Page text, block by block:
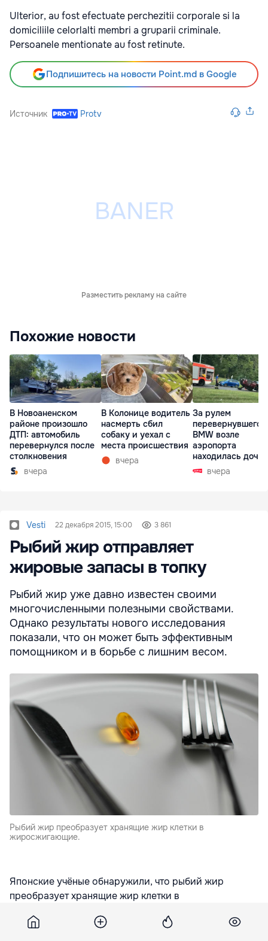
Ulterior, au fost efectuate perchezitii corporale si la
domiciliile celorlalti membri a gruparii criminale.
Persoanele mentionate au fost retinute.
Подпишитесь на новости Point.md в Google
Источник Protv
Разместить рекламу на сайте
Похожие новости
В Новоаненском
районе произошло
ДТП: автомобиль
перевернулся после
столкновения
вчера
В Колонице водитель
насмерть сбил
собаку и уехал с
места происшествия
вчера
За рулем
BMW возле
аэропорта
находилась дочь
директора лицея
вчера
Vesti 22 декабря 2015, 15:00 3 861
Рыбий жир отправляет
жировые запасы в топку
Рыбий жир уже давно известен своими
многочисленными полезными свойствами.
Однако результаты нового исследования
показали, что он может быть эффективным
помощником и в борьбе с лишним весом.
Рыбий жир преобразует хранящие жир клетки в
жиросжигающие.
Японские учёные обнаружили, что рыбий жир
преобразует хранящие жир клетки в